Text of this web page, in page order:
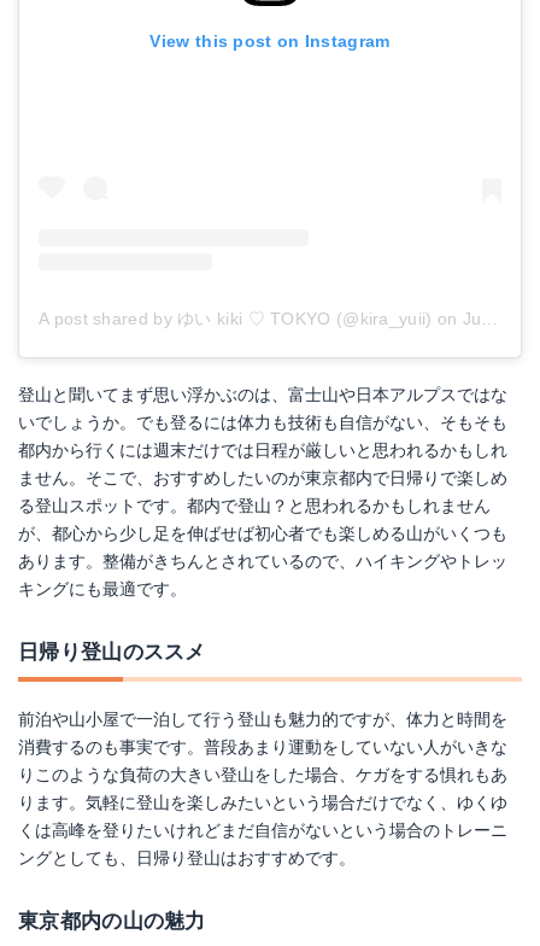
View this post on Instagram
A post shared by ゆい kiki ♡ TOKYO (@kira_yuii) on Jul 8, 2018 at 11:33pm PDT
登山と聞いてまず思い浮かぶのは、富士山や日本アルプスではな
いでしょうか。でも登るには体力も技術も自信がない、そもそも
都内から行くには週末だけでは日程が厳しいと思われるかもしれ
ません。そこで、おすすめしたいのが東京都内で日帰りで楽しめ
る登山スポットです。都内で登山？と思われるかもしれません
が、都心から少し足を伸ばせば初心者でも楽しめる山がいくつも
あります。整備がきちんとされているので、ハイキングやトレッ
キングにも最適です。
日帰り登山のススメ
前泊や山小屋で一泊して行う登山も魅力的ですが、体力と時間を
消費するのも事実です。普段あまり運動をしていない人がいきな
りこのような負荷の大きい登山をした場合、ケガをする惧れもあ
ります。気軽に登山を楽しみたいという場合だけでなく、ゆくゆ
くは高峰を登りたいけれどまだ自信がないという場合のトレーニ
ングとしても、日帰り登山はおすすめです。
東京都内の山の魅力